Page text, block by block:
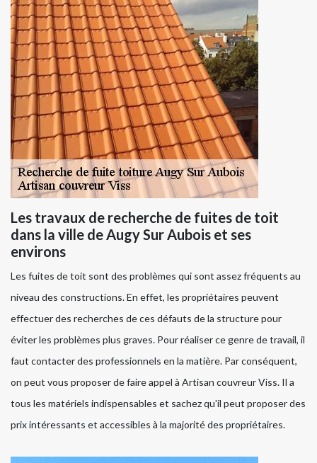
Les travaux de recherche de fuites de toit
dans la ville de Augy Sur Aubois et ses
environs
Les fuites de toit sont des problèmes qui sont assez fréquents au
niveau des constructions. En effet, les propriétaires peuvent
effectuer des recherches de ces défauts de la structure pour
éviter les problèmes plus graves. Pour réaliser ce genre de travail, il
faut contacter des professionnels en la matière. Par conséquent,
on peut vous proposer de faire appel à Artisan couvreur Viss. Il a
tous les matériels indispensables et sachez qu'il peut proposer des
prix intéressants et accessibles à la majorité des propriétaires.